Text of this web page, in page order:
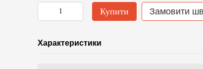
Купити Замовити
Характеристики